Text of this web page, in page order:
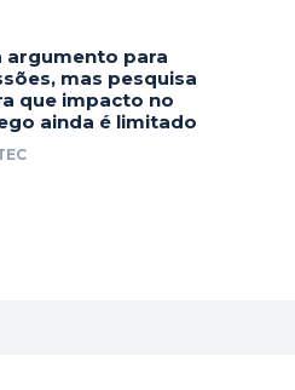
argumento para
mas pesquisa
que impacto no
ainda é limitado